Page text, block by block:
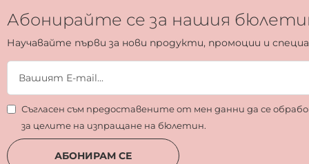
Абонирайте се за нашия
Научавайте първи за нови продукти, промоции и
Съгласен съм предоставените от мен данни да се
за целите на изпращане на бюлетин.
АБОНИРАМ СЕ